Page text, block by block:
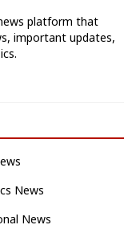
platform that
important updates,
News
News